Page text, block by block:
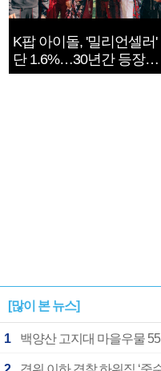
K팝 아이돌, '밀리언셀러'
단 1.6%…30년간 등장
1182개팀 전수조사
[많이 본 뉴스]
1 백양산 고지대 마을우물